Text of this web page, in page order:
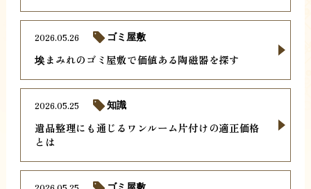
埃まみれのゴミ屋敷で価値ある陶磁器を探す
2026.05.26 ゴミ屋敷
遺品整理にも通じるワンルーム片付けの適正価格
とは
2026.05.25 知識